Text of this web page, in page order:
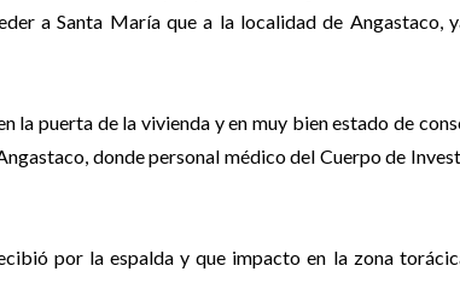
a Santa María que a la localidad de Angastaco,
la puerta de la vivienda y en muy bien estado de
donde personal médico del Cuerpo de
por la espalda y que impacto en la zona